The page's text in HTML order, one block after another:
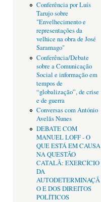
Conferência por Luís
Tarujo sobre
"Envelhecimento e
representações da
velhice na obra de José
Saramago"
Conferência/Debate
sobre a Comunicação
Social e informação em
tempos de
“globalização”, de crise
e de guerra
Conversas com António
Avelãs Nunes
DEBATE COM
MANUEL LOFF - O
QUE ESTÁ EM CAUSA
NA QUESTÃO
CATALÃ: EXERCÍCIO
DA
AUTODETERMINAÇÃ
O E DOS DIREITOS
POLÍTICOS